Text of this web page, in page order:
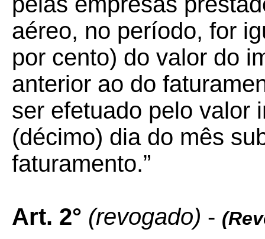
aéreo, no período, for
por cento) do valor do
anterior ao do
ser efetuado pelo valor
(décimo) dia do mês
faturamento.”
Art. 2° (revogado) -